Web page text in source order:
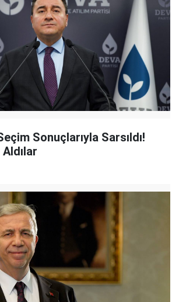
Sonuçlarıyla Sarsıldı!